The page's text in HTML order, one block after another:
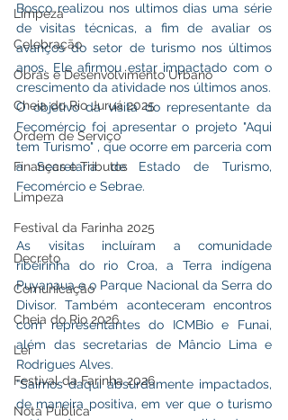
Limpeza
Celebração
Obras e Desenvolvimento Urbano
Cheia do Rio Juruá 2025
Ordem de Serviço
Finanças e Tributos
Limpeza
Festival da Farinha 2025
Decreto
Comunicação
Cheia do Rio 2026
Lei
Festival da Farinha 2026
Nota Pública
Bosco realizou nos ultimos dias uma série
de visitas técnicas, a fim de avaliar os
avanços do setor de turismo nos últimos
anos. Ele afirmou estar impactado com o
O objetivo da visita do representante da
Fecomércio foi apresentar o projeto "Aqui
tem Turismo" , que ocorre em parceria com
a Secretaria de Estado de Turismo,
Fecomércio e Sebrae.
As visitas incluíram a comunidade
ribeirinha do rio Croa, a Terra indígena
Puyanaua e o Parque Nacional da Serra do
Divisor. Também aconteceram encontros
com representantes do ICMBio e Funai,
além das secretarias de Mâncio Lima e
Rodrigues Alves.
“Saímos daqui absurdamente impactados,
de maneira positiva, em ver que o turismo